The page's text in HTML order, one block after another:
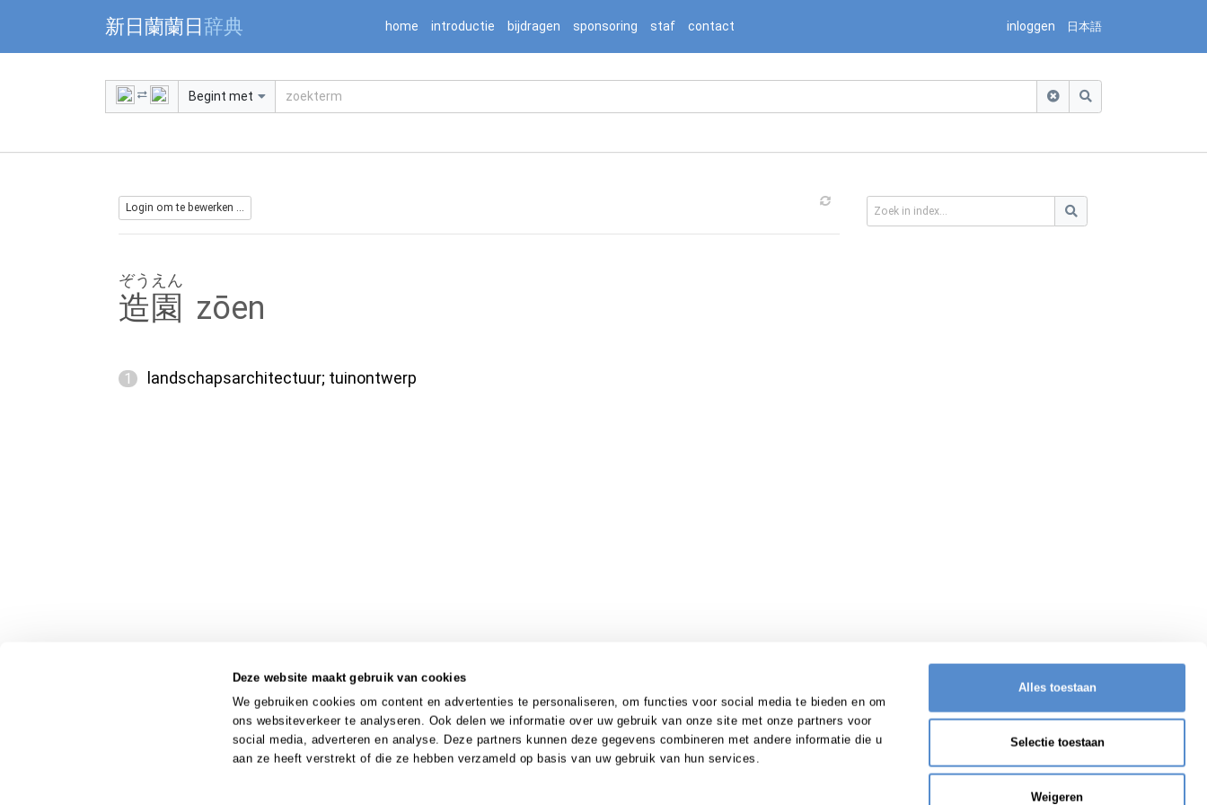
Deze website maakt gebruik van cookies
We gebruiken cookies om content en advertenties te personaliseren, om functies voor social media te bieden en om
ons websiteverkeer te analyseren. Ook delen we informatie over uw gebruik van onze site met onze partners voor
social media, adverteren en analyse. Deze partners kunnen deze gegevens combineren met andere informatie die u
aan ze heeft verstrekt of die ze hebben verzameld op basis van uw gebruik van hun services.
Alles toestaan
Selectie toestaan
Weigeren
Warning: Undefined array key "jnnjuid" in /mnt/web216/d2/76/52236976/htdocs/jnnj-prod/search.php on line 276
新日蘭蘭日辞典 home introductie bijdragen sponsoring staf contact inloggen 日本語
Begint met
Login om te bewerken ...
造園
ぞうえん
zōen
1 landschapsarchitectuur; tuinontwerp